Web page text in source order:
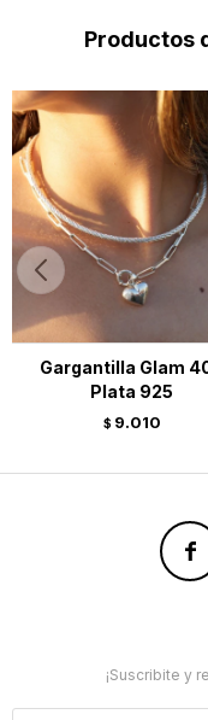
Productos
Gargantilla Glam
Plata 925
$ 9.010

¡Suscribite y